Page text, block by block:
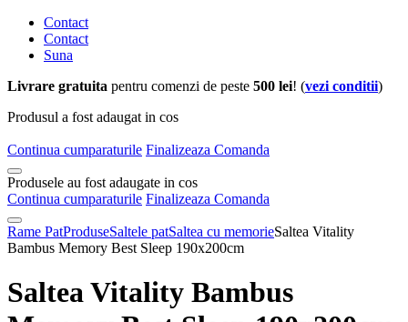
Contact
Contact
Suna
Livrare gratuita pentru comenzi de peste 500 lei! (vezi conditii)
Produsul a fost adaugat in cos
Continua cumparaturile Finalizeaza Comanda
Produsele au fost adaugate in cos
Continua cumparaturile Finalizeaza Comanda
Rame PatProduseSaltele patSaltea cu memorieSaltea Vitality
Bambus Memory Best Sleep 190x200cm
Saltea Vitality Bambus